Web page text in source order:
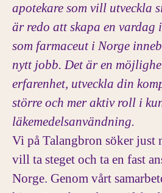
apotekare som vill utveckla
är redo att skapa en vardag
som farmaceut i Norge
nytt jobb. Det är en
erfarenhet, utveckla din
större och mer aktiv roll i
läkemedelsanvändning.
Vi på Talangbron söker just
vill ta steget och ta en fast
Norge. Genom vårt